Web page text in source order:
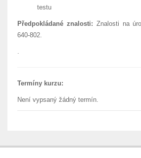
testu
Předpokládané znalosti: Znalosti na
640-802.
.
Termíny kurzu:
Není vypsaný žádný termín.